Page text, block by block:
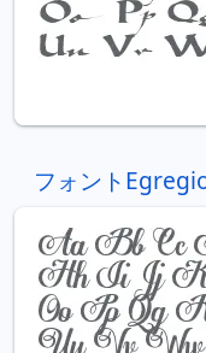
フォント